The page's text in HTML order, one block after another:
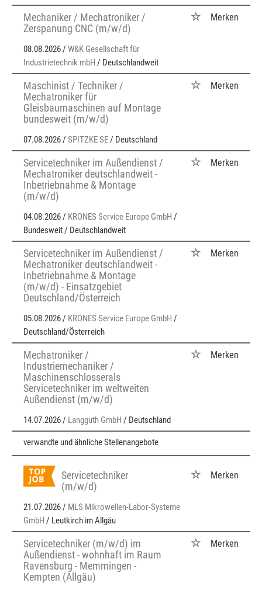
Mechaniker / Mechatroniker /
Zerspanung CNC (m/w/d)
08.08.2026 / W&K Gesellschaft für
Industrietechnik mbH / Deutschlandweit
Merken
Maschinist / Techniker /
Mechatroniker für
Gleisbaumaschinen auf Montage
bundesweit (m/w/d)
07.08.2026 / SPITZKE SE/ Deutschland
Merken
Servicetechniker im Außendienst /
Mechatroniker deutschlandweit -
Inbetriebnahme & Montage
(m/w/d)
04.08.2026 / KRONES Service Europe GmbH /
Bundesweit / Deutschlandweit
Merken
Servicetechniker im Außendienst /
Mechatroniker deutschlandweit -
Inbetriebnahme & Montage
(m/w/d) - Einsatzgebiet
Deutschland/Österreich
05.08.2026 / KRONES Service Europe GmbH /
Deutschland/Österreich
Merken
Mechatroniker /
Industriemechaniker /
Maschinenschlosserals
Servicetechniker im weltweiten
Außendienst (m/w/d)
14.07.2026 / Langguth GmbH / Deutschland
Merken
verwandte und ähnliche Stellenangebote
Servicetechniker
(m/w/d)
21.07.2026 / MLS Mikrowellen-Labor-Systeme
GmbH / Leutkirch im Allgäu
Merken
Servicetechniker (m/w/d) im
Außendienst - wohnhaft im Raum
Ravensburg - Memmingen -
Kempten (Allgäu)
Merken